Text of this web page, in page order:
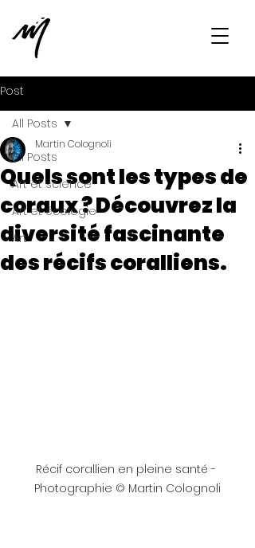
Post
All Posts
Art et science
Art et écologie
Art
All Posts
Quels sont les types de
coraux ? Découvrez la
diversité fascinante
des récifs coralliens.
Martin Colognoli
Récif corallien en pleine santé -
Photographie © Martin Colognoli